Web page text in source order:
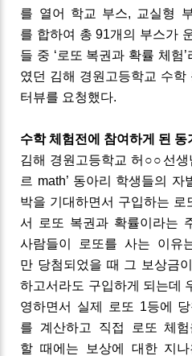
를 열어 학교 부스, 교실형
를 합하여 총 91개의 부스가
들 중 ‘로또 복권과 확률 체험’
였던 김해 경원고등학교 수학
터뷰를 요청했다.
수학 체험전에 참여하게 된 동
김해 경원고등학교 허 ○○ 선생
르 math’ 동아리 학생들의 자
박을 기대하면서 구입하는 로
서
로또 복권과 확률이라는
사람들이
로또를 사는 이유
만 당첨되었을 때 그 보상금이
하고서라도 구입하게 되는데
영하면서
실제 로또 1등에
를 계산하고 직접 로또 체험
할 때에는 보상에 대한 지나